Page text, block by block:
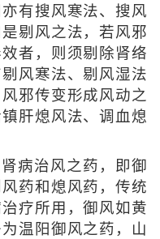
有搜风寒法、搜风
剔风之法，若风邪
者，则须剔除肾络
风寒法、剔风湿法
邪传变形成风动之
肝熄风法、调血熄
病治风之药，即御
药和熄风药，传统
疗所用，御风如黄
温阳御风之药，山